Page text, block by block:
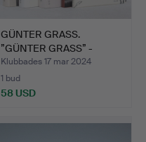
GÜNTER GRASS.
”GÜNTER GRASS” -
inklusive ”…
Klubbades 17 mar 2024
1 bud
58 USD